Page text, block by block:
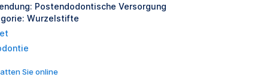
Postendodontische Versorgung
Wurzelstifte
Sie online